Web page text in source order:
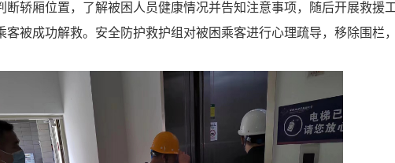
断轿厢位置，了解被困人员健康情况并告知注意事项，随后开展救援
被成功解救。安全防护救护组对被困乘客进行心理疏导，移除围栏